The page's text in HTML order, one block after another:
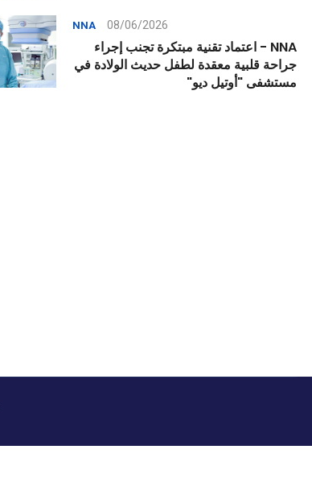
NNA 08/06/2026
NNA - اعتماد تقنية مبتكرة تجنب إجراء
جراحة قلبية معقدة لطفل حديث الولادة في
مستشفى "أوتيل ديو"